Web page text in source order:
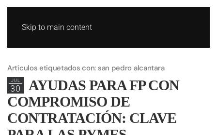
Skip to main content
Artículos etiquetados con: san pedro alcantara
JUL
30
AYUDAS PARA FP CON
COMPROMISO DE
CONTRATACIÓN: CLAVE